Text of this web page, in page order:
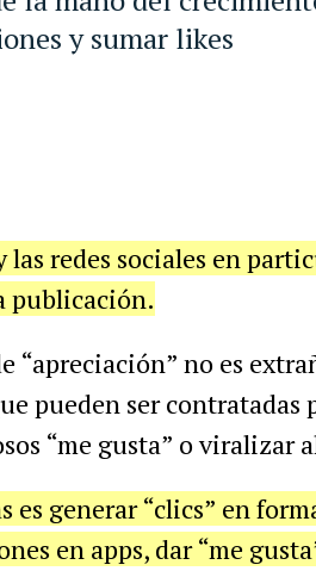
y sumar likes
redes sociales en
publicación.
“apreciación” no es
pueden ser contratadas
“me gusta” o viralizar
es generar “clics” en
en apps, dar “me